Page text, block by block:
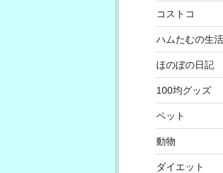
コストコ
ハムたむの生活
ほのぼの日記
100均グッズ
ペット
動物
ダイエット